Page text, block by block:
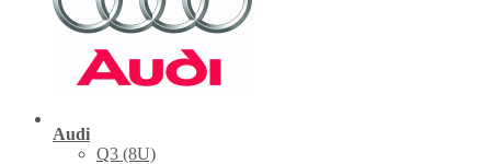
Audi
Q3 (8U)